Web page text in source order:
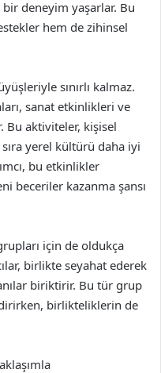
deneyim yaşarlar. Bu
hem de zihinsel
sınırlı kalmaz.
sanat etkinlikleri ve
Bu aktiviteler, kişisel
sıra yerel kültürü daha iyi
bu etkinlikler
beceriler kazanma şansı
için de oldukça
birlikte seyahat ederek
biriktirir. Bu tür grup
birlikteliklerin de